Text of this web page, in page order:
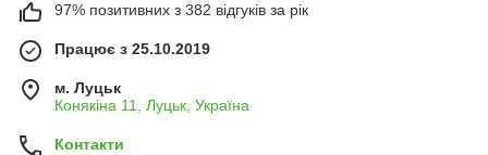
97% позитивних з 382 відгуків за рік
Працює з 25.10.2019
м. Луцьк
Конякіна 11, Луцьк, Україна
Контакти